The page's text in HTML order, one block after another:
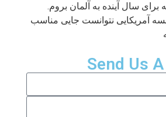
برای سال آینده به آلمان بروم.
آمریکایی نتوانست جایی مناسب
Send Us